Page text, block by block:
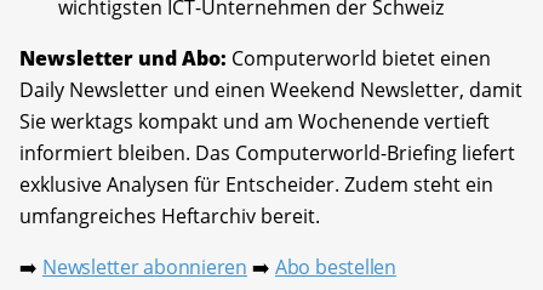
wichtigsten ICT-Unternehmen der Schweiz
Newsletter und Abo: Computerworld bietet einen
Daily Newsletter und einen Weekend Newsletter, damit
Sie werktags kompakt und am Wochenende vertieft
informiert bleiben. Das Computerworld-Briefing liefert
exklusive Analysen für Entscheider. Zudem steht ein
umfangreiches Heftarchiv bereit.
➡️ Newsletter abonnieren ➡️ Abo bestellen